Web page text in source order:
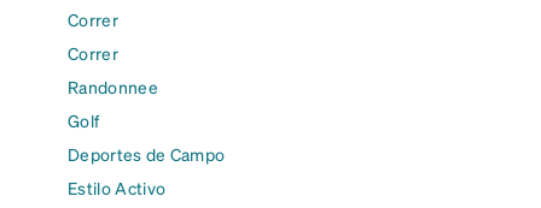
Correr
Correr
Randonnee
Golf
Deportes de Campo
Estilo Activo